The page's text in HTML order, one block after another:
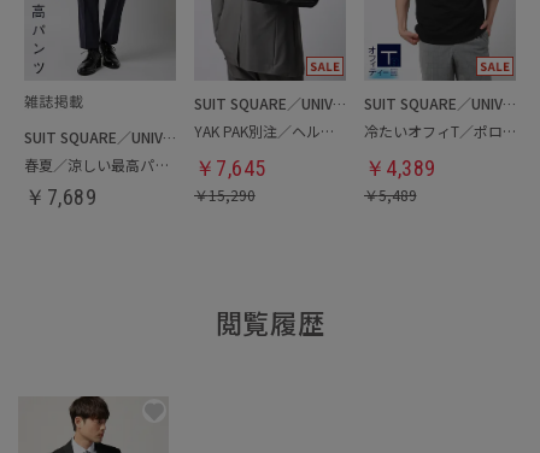
SUIT SQUARE／UNIVERSAL LANGUAGE
春夏／涼しい最高パンツ
￥ 7,689
SUIT SQUARE／UNIVERSAL LANGUAGE
YAK PAK別注／ヘルメットバッグ
￥ 7,645
￥15,290
SUIT SQUARE／UNIVERSAL LANGUAGE
冷たいオフィT／ポロシャツ
￥ 4,389
￥5,489
閲覧履歴